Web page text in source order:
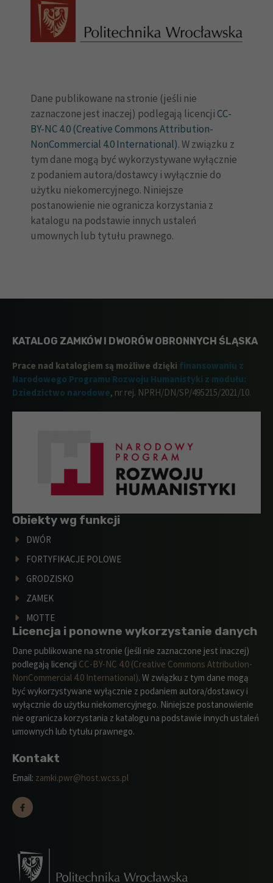
Dane publikowane na stronie (jeśli nie
zaznaczone jest inaczej) podlegają licencjiCC-
BY-NC 4.0 (Creative Commons Attribution-
NonCommercial 4.0 International). W związku z
tym dane mogą być wykorzystywane wyłącznie
z podaniem autora/dostawcy i wyłącznie do
użytku niekomercyjnego. Niniejsze
postanowienie nie ogranicza korzystania z
katalogu na podstawie innych ustaleń
umownych lub tytułu prawnego.
KATALOG ZAMKÓW I DWORÓW OBRONNYCH ŚLĄSKA
Prace nad katalogiem są możliwe dzięki finansowaniu z
Narodowego Programu Rozwoju Humanistyki z modułu:
Dziedzictwo narodowe, nr rej. NPRH/DN/SP/495215/2021/10.
Obiekty wg funkcji
DWÓR
FORTYFIKACJE POLOWE
GRODZISKO
ZAMEK
MOTTE
Licencja i ponowne wykorzystanie danych
Dane publikowane na stronie (jeśli nie zaznaczone jest inaczej)
podlegają licencji CC-BY-NC 4.0 (Creative Commons Attribution-
NonCommercial 4.0 International). W związku z tym dane mogą
być wykorzystywane wyłącznie z podaniem autora/dostawcy i
wyłącznie do użytku niekomercyjnego. Niniejsze postanowienie
nie ogranicza korzystania z katalogu na podstawie innych ustaleń
umownych lub tytułu prawnego.
Kontakt
Email: zamki.pwr@host.wcss.pl